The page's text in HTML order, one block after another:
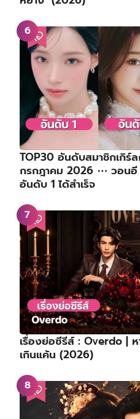
TOP30 อันดับสมาชิกเกิร์
กรกฎาคม 2026 ⋯ วอนอี
อันดับ 1 ได้สำเร็จ
เรื่องย่อซีรีส์ : Overdo |
เกินแค้น (2026)